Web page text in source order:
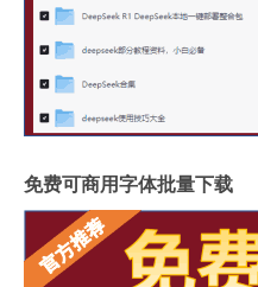
免费可商用字体批量下载